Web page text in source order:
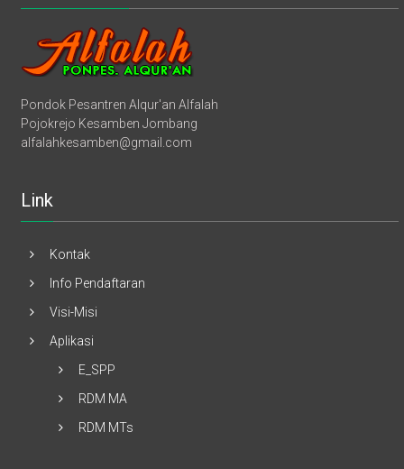
Pondok Pesantren Alqur'an Alfalah
Pojokrejo Kesamben Jombang
alfalahkesamben@gmail.com
Link
Kontak
Info Pendaftaran
Visi-Misi
Aplikasi
E_SPP
RDM MA
RDM MTs